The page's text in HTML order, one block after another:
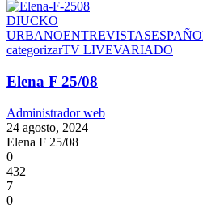
DIUCKO
URBANOENTREVISTAS
categorizarTV LIVEVARIADO
Elena F 25/08
Administrador web
24 agosto, 2024
Elena F 25/08
0
432
7
0